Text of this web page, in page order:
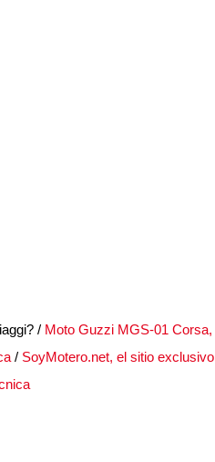
/ Moto Guzzi MGS-01 Corsa,
/ SoyMotero.net, el sitio exclusivo